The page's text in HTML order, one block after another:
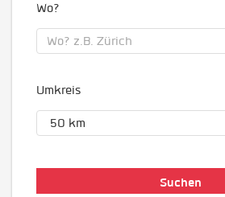
Wo?
Umkreis